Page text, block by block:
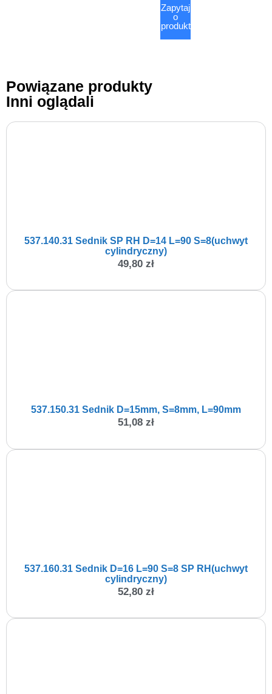
Zapytaj
o
produkt
Powiązane produkty
Inni oglądali
537.140.31 Sednik SP RH D=14 L=90 S=8(uchwyt
cylindryczny)
49,80 zł
537.150.31 Sednik D=15mm, S=8mm, L=90mm
51,08 zł
537.160.31 Sednik D=16 L=90 S=8 SP RH(uchwyt
cylindryczny)
52,80 zł